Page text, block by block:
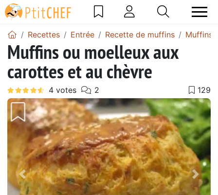
Recettes Entrée Recette de muffins Muffins
Muffins ou moelleux aux
carottes et au chèvre
Précédent